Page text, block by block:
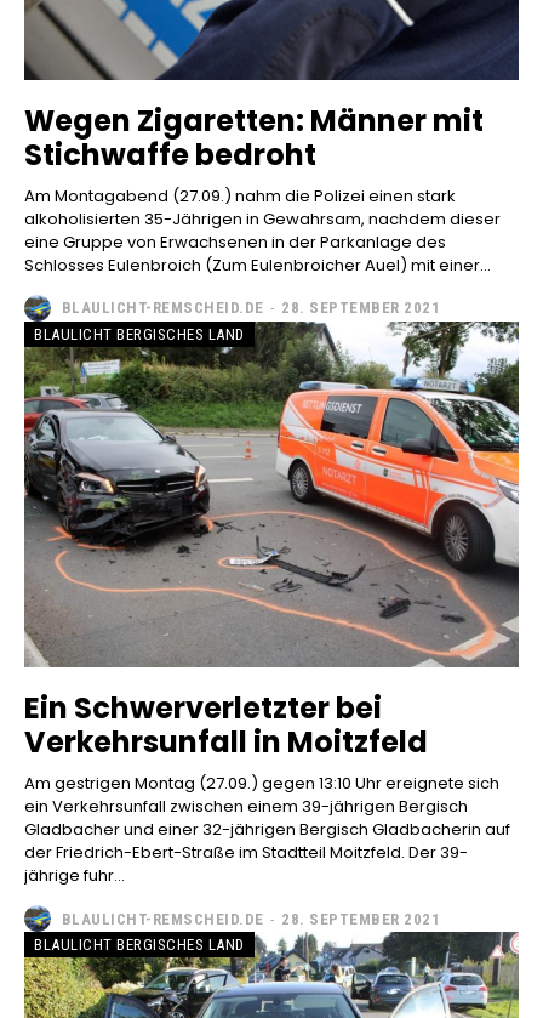
Wegen Zigaretten: Männer mit
Stichwaffe bedroht
Am Montagabend (27.09.) nahm die Polizei einen stark
alkoholisierten 35-Jährigen in Gewahrsam, nachdem dieser
eine Gruppe von Erwachsenen in der Parkanlage des
Schlosses Eulenbroich (Zum Eulenbroicher Auel) mit einer...
BLAULICHT-REMSCHEID.DE - 28. SEPTEMBER 2021
BLAULICHT BERGISCHES LAND
Ein Schwerverletzter bei
Verkehrsunfall in Moitzfeld
Am gestrigen Montag (27.09.) gegen 13:10 Uhr ereignete sich
ein Verkehrsunfall zwischen einem 39-jährigen Bergisch
Gladbacher und einer 32-jährigen Bergisch Gladbacherin auf
der Friedrich-Ebert-Straße im Stadtteil Moitzfeld. Der 39-
jährige fuhr...
BLAULICHT-REMSCHEID.DE - 28. SEPTEMBER 2021
BLAULICHT BERGISCHES LAND